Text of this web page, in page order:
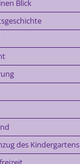
Blick
des Kindergartens